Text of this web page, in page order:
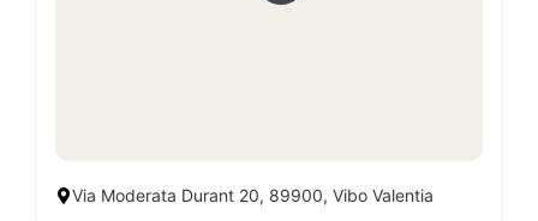
Via Moderata Durant 20, 89900, Vibo Valentia